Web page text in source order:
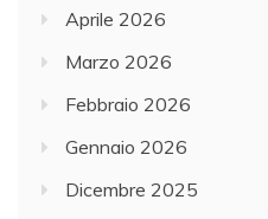
Aprile 2026
Marzo 2026
Febbraio 2026
Gennaio 2026
Dicembre 2025